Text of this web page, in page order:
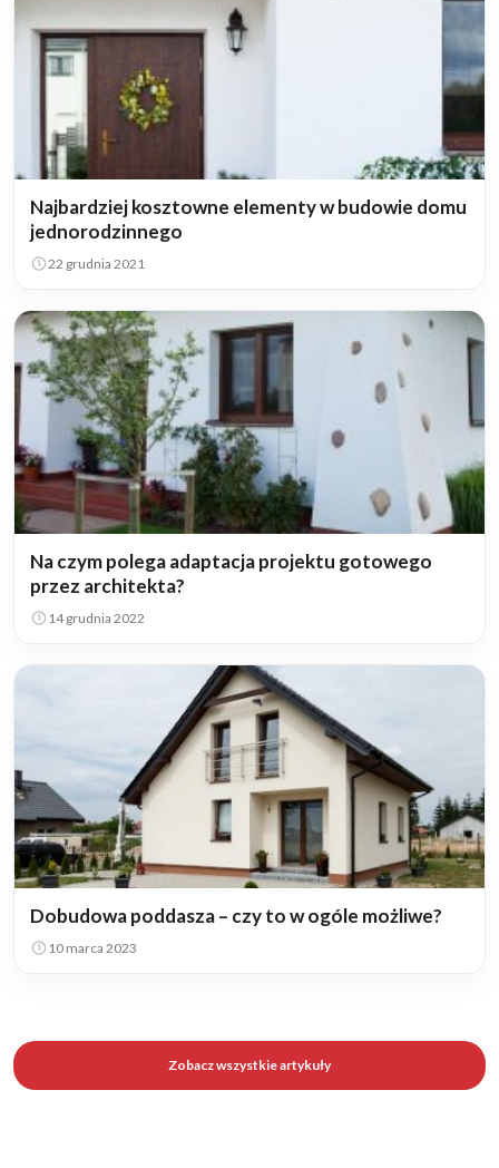
Najbardziej kosztowne elementy w budowie domu
jednorodzinnego
22 grudnia 2021
Na czym polega adaptacja projektu gotowego
przez architekta?
14 grudnia 2022
Dobudowa poddasza – czy to w ogóle możliwe?
10 marca 2023
Zobacz wszystkie artykuły